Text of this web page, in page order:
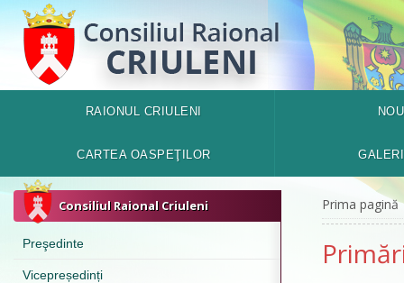
RAIONUL CRIULENI
CARTEA OASPEŢILOR
Consiliul Raional Criuleni
Preşedinte
Vicepreședinți
Prima pagină